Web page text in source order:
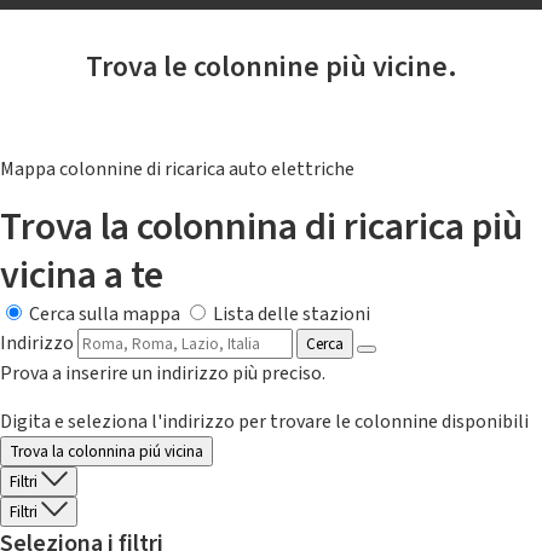
Trova le colonnine più vicine.
Mappa colonnine di ricarica auto elettriche
Trova la colonnina di ricarica più
vicina a te
Cerca sulla mappa
Lista delle stazioni
Indirizzo
Cerca
Prova a inserire un indirizzo più preciso.
Digita e seleziona l'indirizzo per trovare le colonnine disponibili
Trova la colonnina piú vicina
Filtri
Filtri
Seleziona i filtri